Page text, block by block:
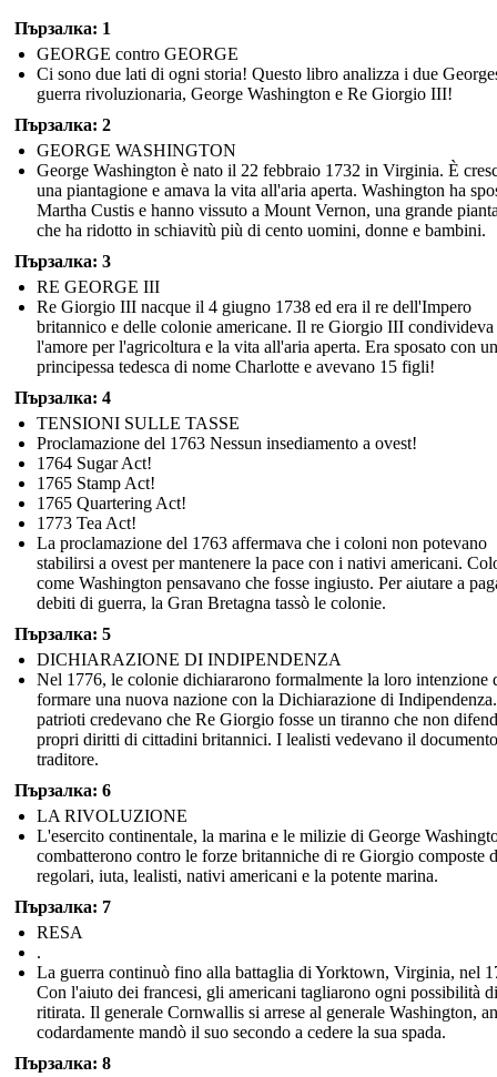
Пързалка: 1
GEORGE contro GEORGE
Ci sono due lati di ogni storia! Questo libro analizza i due
guerra rivoluzionaria, George Washington e Re Giorgio III!
Пързалка: 2
GEORGE WASHINGTON
George Washington è nato il 22 febbraio 1732 in Virginia. È
una piantagione e amava la vita all'aria aperta. Washington ha
Martha Custis e hanno vissuto a Mount Vernon, una grande
che ha ridotto in schiavitù più di cento uomini, donne e bambini.
Пързалка: 3
RE GEORGE III
Re Giorgio III nacque il 4 giugno 1738 ed era il re dell'Impero
britannico e delle colonie americane. Il re Giorgio III condivideva
l'amore per l'agricoltura e la vita all'aria aperta. Era sposato con
principessa tedesca di nome Charlotte e avevano 15 figli!
Пързалка: 4
TENSIONI SULLE TASSE
Proclamazione del 1763 Nessun insediamento a ovest!
1764 Sugar Act!
1765 Stamp Act!
1765 Quartering Act!
1773 Tea Act!
La proclamazione del 1763 affermava che i coloni non potevano
stabilirsi a ovest per mantenere la pace con i nativi americani.
come Washington pensavano che fosse ingiusto. Per aiutare a
debiti di guerra, la Gran Bretagna tassò le colonie.
Пързалка: 5
DICHIARAZIONE DI INDIPENDENZA
Nel 1776, le colonie dichiararono formalmente la loro intenzione
formare una nuova nazione con la Dichiarazione di
patrioti credevano che Re Giorgio fosse un tiranno che non
propri diritti di cittadini britannici. I lealisti vedevano il
traditore.
Пързалка: 6
LA RIVOLUZIONE
L'esercito continentale, la marina e le milizie di George
combatterono contro le forze britanniche di re Giorgio composte
regolari, iuta, lealisti, nativi americani e la potente marina.
Пързалка: 7
RESA
.
La guerra continuò fino alla battaglia di Yorktown, Virginia, nel
Con l'aiuto dei francesi, gli americani tagliarono ogni possibilità di
ritirata. Il generale Cornwallis si arrese al generale Washington,
codardamente mandò il suo secondo a cedere la sua spada.
Пързалка: 8